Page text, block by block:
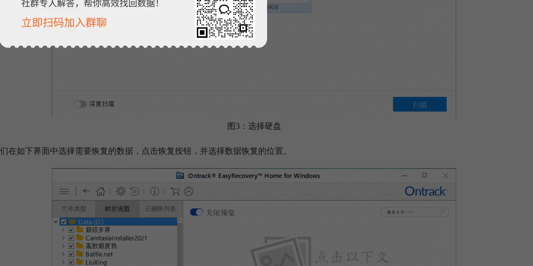
图3：选择硬盘
在如下界面中选择需要恢复的数据，点击恢复按钮，并选择数据恢复的位置。